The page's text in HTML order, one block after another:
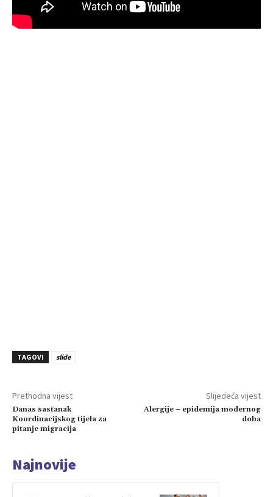
TAGOVI slide
Prethodna vijest
Danas sastanak
Koordinacijskog tijela za
pitanje migracija
Slijedeća vijest
Alergije – epidemija modernog
doba
Najnovije